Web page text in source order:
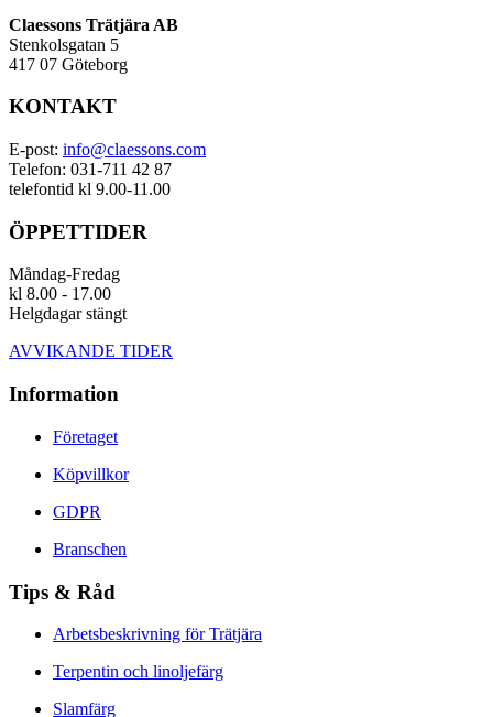
Claessons Trätjära AB
Stenkolsgatan 5
417 07 Göteborg
KONTAKT
E-post: info@claessons.com
Telefon: 031-711 42 87
telefontid kl 9.00-11.00
ÖPPETTIDER
Måndag-Fredag
kl 8.00 - 17.00
Helgdagar stängt
AVVIKANDE TIDER
Information
Företaget
Köpvillkor
GDPR
Branschen
Tips & Råd
Arbetsbeskrivning för Trätjära
Terpentin och linoljefärg
Slamfärg